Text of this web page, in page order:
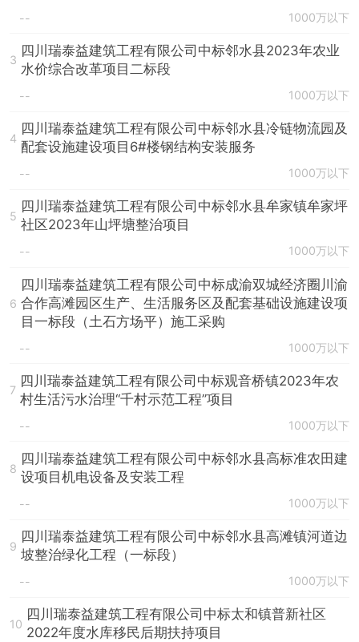
-- 1000万以下
3
四川瑞泰益建筑工程有限公司中标邻水县2023年农业
水价综合改革项目二标段
-- 1000万以下
4
四川瑞泰益建筑工程有限公司中标邻水县冷链物流园及
配套设施建设项目6#楼钢结构安装服务
-- 1000万以下
5
四川瑞泰益建筑工程有限公司中标邻水县牟家镇牟家坪
社区2023年山坪塘整治项目
-- 1000万以下
6
四川瑞泰益建筑工程有限公司中标成渝双城经济圈川渝
合作高滩园区生产、生活服务区及配套基础设施建设项
目一标段（土石方场平）施工采购
-- 1000万以下
7
四川瑞泰益建筑工程有限公司中标观音桥镇2023年农
村生活污水治理“千村示范工程”项目
-- 1000万以下
8
四川瑞泰益建筑工程有限公司中标邻水县高标准农田建
设项目机电设备及安装工程
-- 1000万以下
9
四川瑞泰益建筑工程有限公司中标邻水县高滩镇河道边
坡整治绿化工程（一标段）
-- 1000万以下
10
四川瑞泰益建筑工程有限公司中标太和镇普新社区
2022年度水库移民后期扶持项目